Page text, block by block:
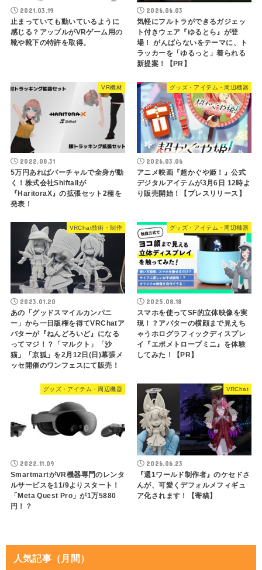
2021.03.19
止まっていても動いているように
感じる？アップルがVRゲーム用の
靴や靴下の特許を取得。
2026.06.03
気軽にフルトラができるガジェッ
ト付きウェア『ゆるとら』が登
場！ がんばらないをテーマに、ト
ラッカーを「ゆるっと」着られる
新提案！【PR】
VR機材
2022.08.31
5万円あればバーチャルで全身が動
く！株式会社Shiftallが
『HaritoraX』の拡張セット2種を
発表！
グッズ・アイテム・周辺機器
2026.03.06
アニメ映画『超かぐや姫！』公式
デジタルアイテムが3月6日 12時よ
り販売開始！【プレスリリース】
VRChat技術・制作
2023.01.20
あの「グッドスマイルカンパニ
ー」から一日版権を得てVRChatア
バターが『ねんどろいど』になる
ってマジ！？「マルクト」「沙
猫」「京狐」を2月12日(日)幕張メ
ッセ開催のワンフェスにて販売！
グッズ・アイテム・周辺機器
2025.08.18
スマホを使ってSF的立体映像を実
現！？アバターの横顔まで見えち
ゃうホログラフィックディスプレ
イ『エポメトロープミニ』を体験
してみた！【PR】
グッズ・アイテム・周辺機器
2022.11.09
SmartmartがVR機器専門のレンタ
ルサービスを11/9よりスタート！
「Meta Quest Pro」が1万5880
円！？
VRChat
2026.06.23
『週1ワールド制作者』のケセドさ
んが、可愛くデフォルメフィギュ
ア化されます！【寄稿】
人気記事（月間）